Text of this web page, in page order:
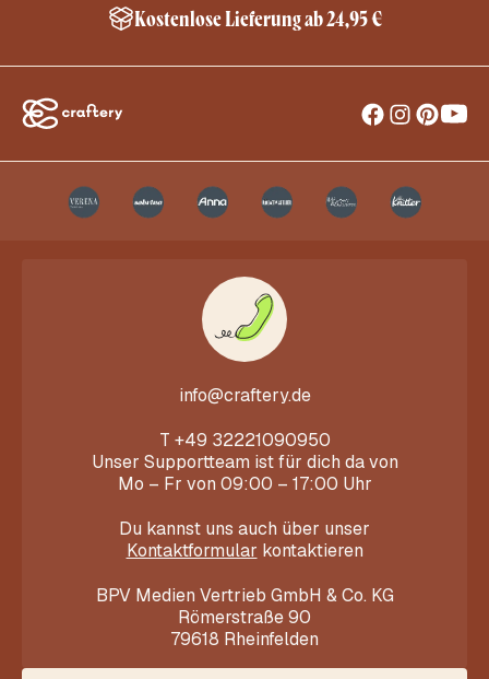
Kostenlose Lieferung ab 24,95 €
info@craftery.de
T +49 32221090950
Unser Supportteam ist für dich da von
Mo – Fr von 09:00 – 17:00 Uhr
Du kannst uns auch über unser
Kontaktformular kontaktieren
BPV Medien Vertrieb GmbH & Co. KG
Römerstraße 90
79618 Rheinfelden